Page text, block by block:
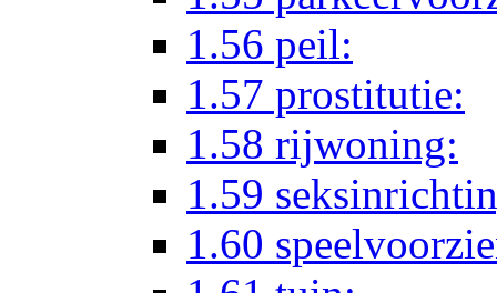
1.56 peil:
1.57 prostitutie:
1.58 rijwoning:
1.59
1.60